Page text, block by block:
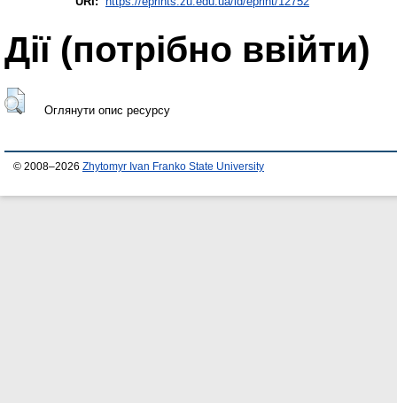
Дії ​​(потрібно ввійти)
Оглянути опис ресурсу
© 2008–2026 Zhytomyr Ivan Franko State University